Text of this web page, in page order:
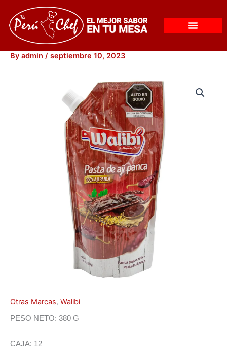
content
By admin / septiembre 10, 2023
Otras Marcas, Walibi
PESO NETO: 380 G
CAJA: 12